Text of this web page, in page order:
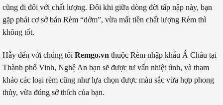
cũng đi đôi với chất lượng. Đôi khi giữa dòng đời tấp nập này, bạn
gặp phải cơ sở bán Rèm “dởm”, vừa mất tiền chất lượng Rèm thì
không tốt.
Hẫy đến với chúng tôi Remgo.vn thuộc Rèm nhập khẩu Á Châu tại
Thành phố Vinh, Nghệ An bạn sẽ được tư vấn nhiệt tình, và tham
khảo các loại rèm cũng như lựa chọn được màu sắc vừa hợp phong
thủy, vừa đúng sở thích của bạn.